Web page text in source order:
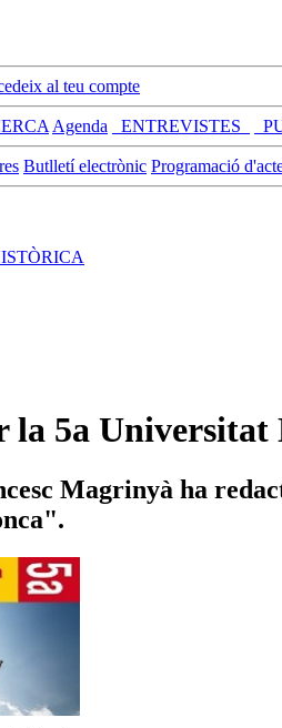
al teu compte
Agenda _ENTREVISTES_
Butlletí electrònic Programació
la 5a
Magrinyà ha